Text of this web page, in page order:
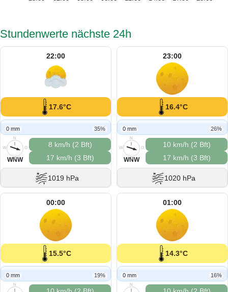
Stundenwerte nächste 24h
22:00
17.6°C
0 mm 35%
N
O
S
W
WNW
8 km/h (2 Bft)
17 km/h (3 Bft)
1019 hPa
23:00
16.4°C
0 mm 26%
N
O
S
W
WNW
10 km/h (2 Bft)
17 km/h (3 Bft)
1020 hPa
00:00
15.5°C
0 mm 19%
N
01:00
14.3°C
0 mm 16%
N